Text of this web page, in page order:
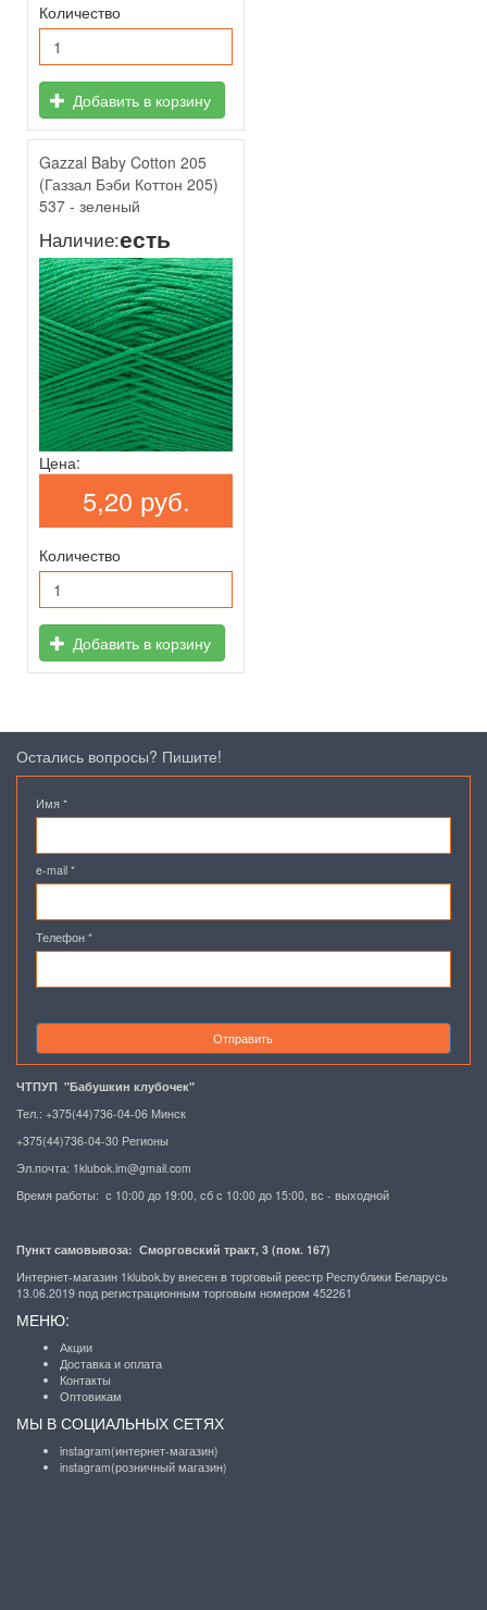
Количество
Добавить в корзину
Gazzal Baby Cotton 205
(Газзал Бэби Коттон 205)
537 - зеленый
Наличие:есть
Цена:
5,20 руб.
Количество
Добавить в корзину
Остались вопросы? Пишите!
Имя *
e-mail *
Телефон *
Отправить
ЧТПУП "Бабушкин клубочек"
Тел.: +375(44)736-04-06 Минск
+375(44)736-04-30 Регионы
Эл.почта: 1klubok.im@gmail.com
Время работы: с 10:00 до 19:00, сб с 10:00 до 15:00, вс - выходной
Пункт самовывоза: Сморговский тракт, 3 (пом. 167)
Интернет-магазин 1klubok.by внесен в торговый реестр Республики Беларусь
13.06.2019 под регистрационным торговым номером 452261
МЕНЮ:
Акции
Доставка и оплата
Контакты
Оптовикам
МЫ В СОЦИАЛЬНЫХ СЕТЯХ
instagram(интернет-магазин)
instagram(розничный магазин)